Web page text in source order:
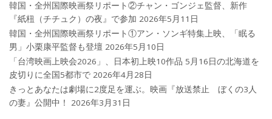
韓国・全州国際映画祭リポート②チャン・ゴンジェ監督、新作
『紙杻（チチュク）の夜』で参加 2026年5月11日
韓国・全州国際映画祭リポート①アン・ソンギ特集上映、「眠る
男」小栗康平監督も登壇 2026年5月10日
「台湾映画上映会2026」、日本初上映10作品 5月16日の北海道を
皮切りに全国5都市で 2026年4月28日
きっとあなたは劇場に2度足を運ぶ。映画『放送禁止 ぼくの3人
の妻』公開中！
2026年3月31日